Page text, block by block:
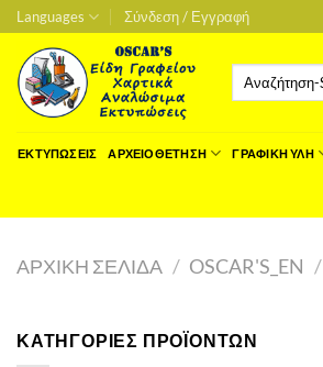
Μετάβαση
στο
περιεχόμενο
Languages Σύνδεση / Εγγραφή
Αναζήτηση
ΕΚΤΥΠΩΣΕΙΣ ΑΡΧΕΙΟΘΕΤΗΣΗ ΓΡΑΦΙΚΗ ΥΛΗ
ΑΡΧΙΚΉ ΣΕΛΊΔΑ / OSCAR'S_EN /
ΚΑΤΗΓΟΡΊΕΣ ΠΡΟΪΌΝΤΩΝ